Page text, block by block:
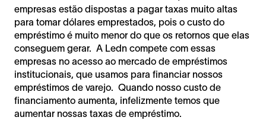
empresas estão dispostas a pagar taxas muito altas
para tomar dólares emprestados, pois o custo do
empréstimo é muito menor do que os retornos que elas
conseguem gerar. A Ledn compete com essas
empresas no acesso ao mercado de empréstimos
institucionais, que usamos para financiar nossos
empréstimos de varejo. Quando nosso custo de
financiamento aumenta, infelizmente temos que
aumentar nossas taxas de empréstimo.